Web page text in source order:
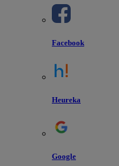
Facebook
Heureka
Google